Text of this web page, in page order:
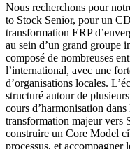
Nous recherchons pour
to Stock Senior, pour un
transformation ERP
au sein d’un grand groupe
composé de nombreuses
l’international, avec une
d’organisations locales.
structuré autour de
cours d’harmonisation
transformation majeur
construire un Core Model
processus, et accompagner